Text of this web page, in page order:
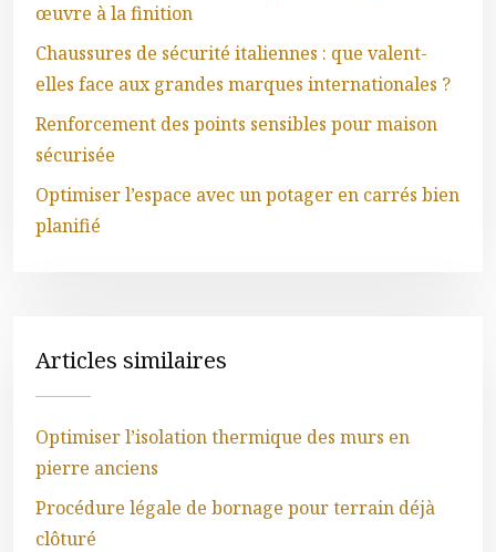
œuvre à la finition
Chaussures de sécurité italiennes : que valent-
elles face aux grandes marques internationales ?
Renforcement des points sensibles pour maison
sécurisée
Optimiser l’espace avec un potager en carrés bien
planifié
Articles similaires
Optimiser l’isolation thermique des murs en
pierre anciens
Procédure légale de bornage pour terrain déjà
clôturé